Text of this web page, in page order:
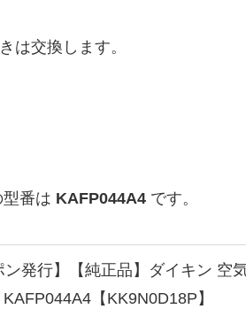
は交換します。
番は KAFP044A4 です。
ン発行】【純正品】ダイキン 空
【KK9N0D18P】